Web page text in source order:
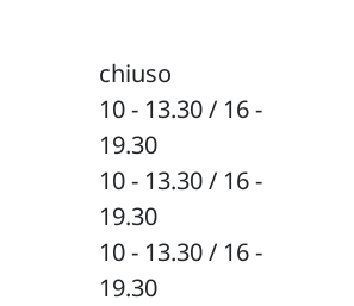
chiuso
10 - 13.30 / 16 -
19.30
10 - 13.30 / 16 -
19.30
10 - 13.30 / 16 -
19.30